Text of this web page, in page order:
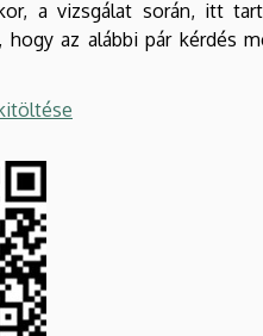
a vizsgálat során, itt
hogy az alábbi pár kérdés